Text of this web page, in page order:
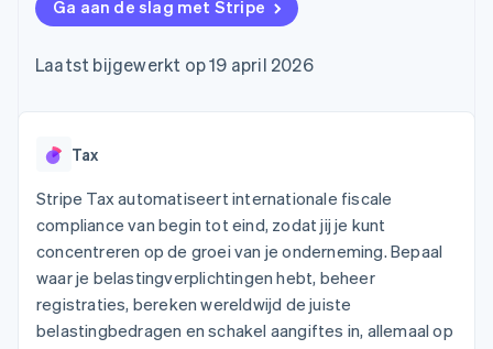
Toegang tot meer
dan 125
Fysieke betalingen
acceptatie
Link
Versneld afrekenen
Financial
Connections
Data gekoppelde
rekeningen
Data Pipeline
Gegevenssynchronisatie
Marktplaatsen
Platforms
SaaS
AI-bedrijven
Creator economy
Gaming
Horeca, reizen en vrije
tijd
Verzekering
Media en entertainment
bieden
Betaalkaarten uitgeven
worden gedekt
Bronnen
App-integraties
Voorbeelden van code
Developerblog
Bedrijf
Jaarlijks congres
Vacatures
Contact
Neem contact op
Partner worden
Ga aan de slag met Stripe
Laatst bijgewerkt op 19 april 2026
Tax
Stripe Tax automatiseert internationale fiscale
compliance van begin tot eind, zodat jij je kunt
concentreren op de groei van je onderneming. Bepaal
waar je belastingverplichtingen hebt, beheer
registraties, bereken wereldwijd de juiste
belastingbedragen en schakel aangiftes in, allemaal op